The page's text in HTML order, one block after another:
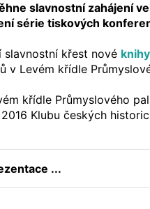
slavnostní zahájení
série tiskových
slavnostní křest nové
v Levém křídle
křídle Průmyslového
Klubu českých
...